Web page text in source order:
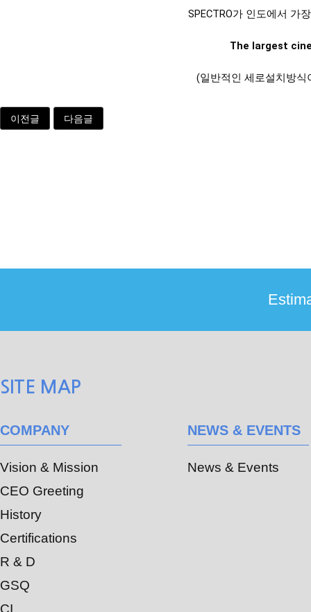
SPECTRO가 인도에서 가
The largest
(일반적인 세로설치방
이전글 다음글
SITE MAP
COMPANY
Vision & Mission
CEO Greeting
History
Certifications
R & D
GSQ
CI
NEWS & EVENTS
News & Events